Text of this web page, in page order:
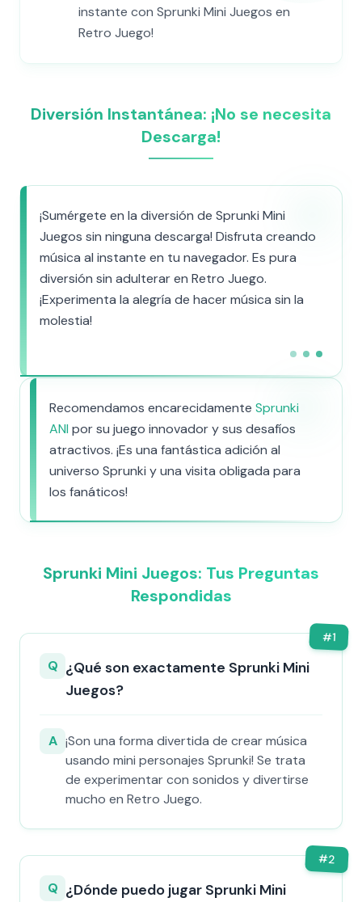
instante con Sprunki Mini Juegos en
Retro Juego!
Diversión Instantánea: ¡No se necesita
Descarga!
¡Sumérgete en la diversión de Sprunki Mini
Juegos sin ninguna descarga! Disfruta creando
música al instante en tu navegador. Es pura
diversión sin adulterar en Retro Juego.
¡Experimenta la alegría de hacer música sin la
molestia!
Recomendamos encarecidamente Sprunki
ANI por su juego innovador y sus desafíos
atractivos. ¡Es una fantástica adición al
universo Sprunki y una visita obligada para
los fanáticos!
Sprunki Mini Juegos: Tus Preguntas
Respondidas
#1
Q ¿Qué son exactamente Sprunki Mini
Juegos?
A ¡Son una forma divertida de crear música
usando mini personajes Sprunki! Se trata
de experimentar con sonidos y divertirse
mucho en Retro Juego.
#2
Q ¿Dónde puedo jugar Sprunki Mini